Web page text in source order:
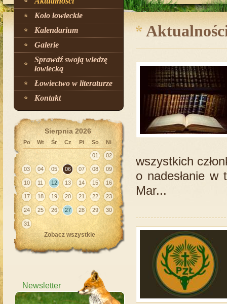
Koło łowieckie
Kalendarium
Galerie
Sprawdź swoją wiedzę
łowiecką
Łowiectwo w literaturze
Kontakt
Sierpnia 2026
Po Wt Śr Cz Pi So Ni
01 02
03 04 05 06 07 08 09
10 11 12 13 14 15 16
17 18 19 20 21 22 23
24 25 26 27 28 29 30
31
Zobacz wszystkie
Newsletter
wszystkich
o nadesłanie w
Mar...